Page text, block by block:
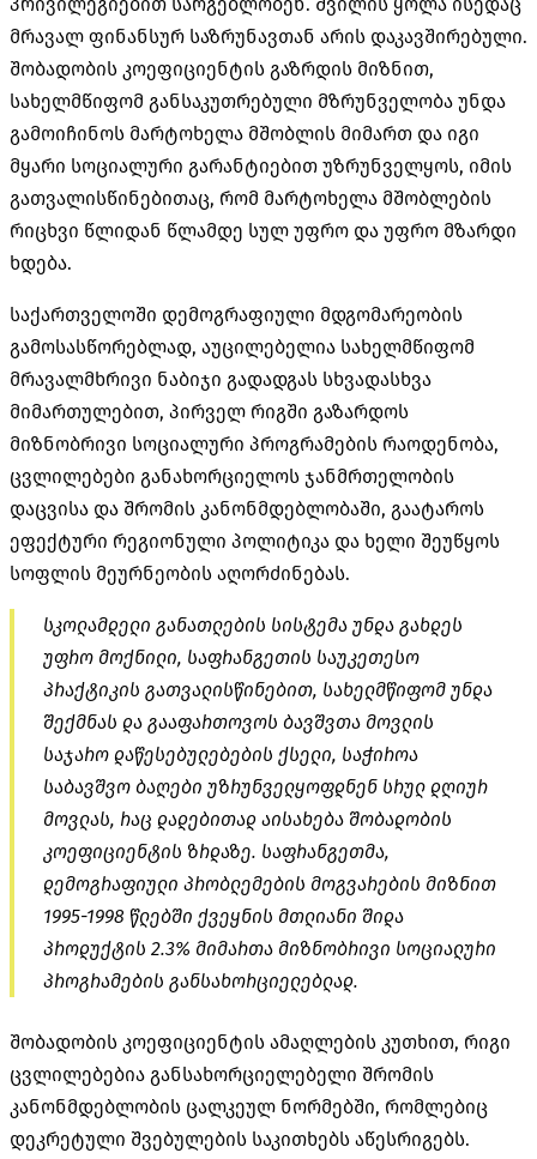
მრავალ ფინანსურ საზრუნავთან არის დაკავშირებული.
შობადობის კოეფიციენტის გაზრდის მიზნით,
სახელმწიფომ განსაკუთრებული მზრუნველობა უნდა
გამოიჩინოს მარტოხელა მშობლის მიმართ და იგი
მყარი სოციალური გარანტიებით უზრუნველყოს, იმის
გათვალისწინებითაც, რომ მარტოხელა მშობლების
რიცხვი წლიდან წლამდე სულ უფრო და უფრო მზარდი
ხდება.
საქართველოში დემოგრაფიული მდგომარეობის
გამოსასწორებლად, აუცილებელია სახელმწიფომ
მრავალმხრივი ნაბიჯი გადადგას სხვადასხვა
მიმართულებით, პირველ რიგში გაზარდოს
მიზნობრივი სოციალური პროგრამების რაოდენობა,
ცვლილებები განახორციელოს ჯანმრთელობის
დაცვისა და შრომის კანონმდებლობაში, გაატაროს
ეფექტური რეგიონული პოლიტიკა და ხელი შეუწყოს
სოფლის მეურნეობის აღორძინებას.
სკოლამდელი განათლების სისტემა უნდა გახდეს
უფრო მოქნილი, საფრანგეთის საუკეთესო
პრაქტიკის გათვალისწინებით, სახელმწიფომ უნდა
შექმნას და გააფართოვოს ბავშვთა მოვლის
საჯარო დაწესებულებების ქსელი, საჭიროა
საბავშვო ბაღები უზრუნველყოფდნენ სრულ დღიურ
მოვლას, რაც დადებითად აისახება შობადობის
კოეფიციენტის ზრდაზე. საფრანგეთმა,
დემოგრაფიული პრობლემების მოგვარების მიზნით
1995-1998 წლებში ქვეყნის მთლიანი შიდა
პროდუქტის 2.3% მიმართა მიზნობრივი სოციალური
პროგრამების განსახორციელებლად.
შობადობის კოეფიციენტის ამაღლების კუთხით, რიგი
ცვლილებებია განსახორციელებელი შრომის
კანონმდებლობის ცალკეულ ნორმებში, რომლებიც
დეკრეტული შვებულების საკითხებს აწესრიგებს.